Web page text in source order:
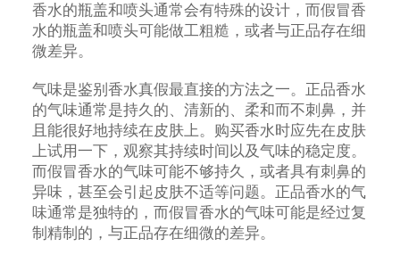
香水的瓶盖和喷头通常会有特殊的设计，而假冒香
水的瓶盖和喷头可能做工粗糙，或者与正品存在细
微差异。
气味是鉴别香水真假最直接的方法之一。正品香水
的气味通常是持久的、清新的、柔和而不刺鼻，并
且能很好地持续在皮肤上。购买香水时应先在皮肤
上试用一下，观察其持续时间以及气味的稳定度。
而假冒香水的气味可能不够持久，或者具有刺鼻的
异味，甚至会引起皮肤不适等问题。正品香水的气
味通常是独特的，而假冒香水的气味可能是经过复
制精制的，与正品存在细微的差异。